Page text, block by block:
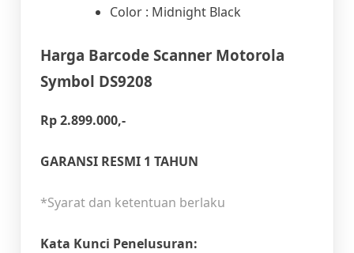
Color : Midnight Black
Harga Barcode Scanner Motorola
Symbol DS9208
Rp 2.899.000,-
GARANSI RESMI 1 TAHUN
*Syarat dan ketentuan berlaku
Kata Kunci Penelusuran: